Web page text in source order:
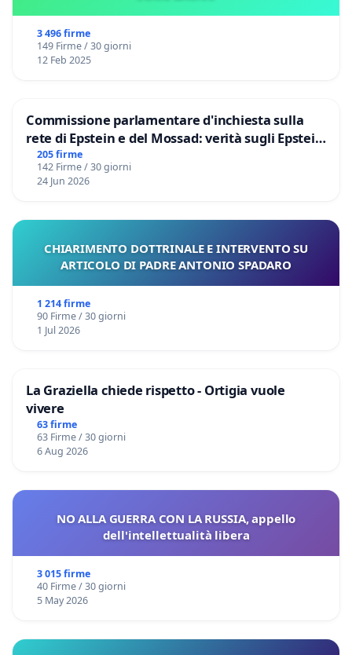
3 496 firme
149 Firme / 30 giorni
12 Feb 2025
Commissione parlamentare d'inchiesta sulla
rete di Epstein e del Mossad: verità sugli Epstein
Files
205 firme
142 Firme / 30 giorni
24 Jun 2026
CHIARIMENTO DOTTRINALE E INTERVENTO SU
ARTICOLO DI PADRE ANTONIO SPADARO
1 214 firme
90 Firme / 30 giorni
1 Jul 2026
La Graziella chiede rispetto - Ortigia vuole
vivere
63 firme
63 Firme / 30 giorni
6 Aug 2026
NO ALLA GUERRA CON LA RUSSIA, appello
dell'intellettualità libera
3 015 firme
40 Firme / 30 giorni
5 May 2026